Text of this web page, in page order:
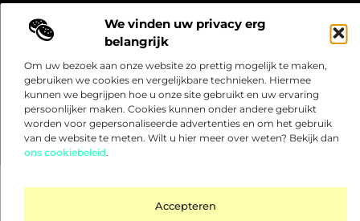
We vinden uw privacy erg
belangrijk
Om uw bezoek aan onze website zo prettig mogelijk te maken,
gebruiken we cookies en vergelijkbare technieken. Hiermee
kunnen we begrijpen hoe u onze site gebruikt en uw ervaring
persoonlijker maken. Cookies kunnen onder andere gebruikt
worden voor gepersonaliseerde advertenties en om het gebruik
van de website te meten. Wilt u hier meer over weten? Bekijk dan
ons cookiebeleid.
Accepteren
Onze
informatie
Bericht categorie
@2025 www.quad-adventure.be. All Right Reserved.​